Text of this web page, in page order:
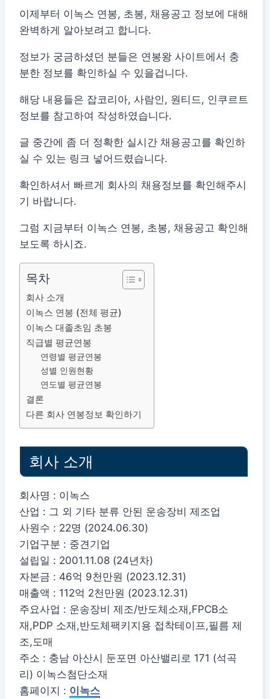
이제부터 이녹스 연봉, 초봉, 채용공고 정보에 대해
완벽하게 알아보려고 합니다.
정보가 궁금하셨던 분들은 연봉왕 사이트에서 충
분한 정보를 확인하실 수 있을겁니다.
해당 내용들은 잡코리아, 사람인, 원티드, 인쿠르트
정보를 참고하여 작성하였습니다.
글 중간에 좀 더 정확한 실시간 채용공고를 확인하
실 수 있는 링크 넣어드렸습니다.
확인하셔서 빠르게 회사의 채용정보를 확인해주시
기 바랍니다.
그럼 지금부터 이녹스 연봉, 초봉, 채용공고 확인해
보도록 하시죠.
목차
회사 소개
이녹스 연봉 (전체 평균)
이녹스 대졸초임 초봉
직급별 평균연봉
연령별 평균연봉
성별 인원현황
연도별 평균연봉
결론
다른 회사 연봉정보 확인하기
회사 소개
회사명 : 이녹스
산업 : 그 외 기타 분류 안된 운송장비 제조업
사원수 : 22명 (2024.06.30)
기업구분 : 중견기업
설립일 : 2001.11.08 (24년차)
자본금 : 46억 9천만원 (2023.12.31)
매출액 : 112억 2천만원 (2023.12.31)
주요사업 : 운송장비 제조/반도체소재,FPCB소
재,PDP 소재,반도체팩키지용 접착테이프,필름 제
조,도매
주소 : 충남 아산시 둔포면 아산밸리로 171 (석곡
리) 이녹스첨단소재
홈페이지 : 이녹스